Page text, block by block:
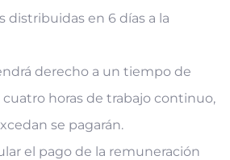
distribuidas en 6 días a la
derecho a un tiempo de
cuatro horas de trabajo continuo,
se pagarán.
el pago de la remuneración